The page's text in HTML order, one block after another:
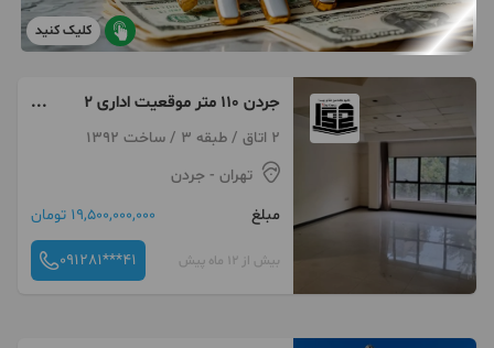
کلیک کنید
جردن ۱۱۰ متر موقعیت اداری ۲
پارکینگ خوش نقشه
2 اتاق / طبقه 3 / ساخت 1392
تهران - جردن
مبلغ
19,500,000,000 تومان
بیش از 12 ماه پیش 091281***41